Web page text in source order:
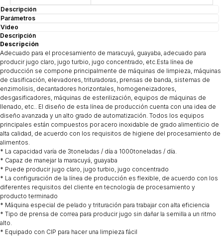
Descripción
Parámetros
Video
Descripción
Descripción
Adecuado para el procesamiento de maracuyá, guayaba, adecuado para
producir jugo claro, jugo turbio, jugo concentrado, etc.Esta línea de
producción se compone principalmente de máquinas de limpieza, máquinas
de clasificación, elevadores, trituradoras, prensas de banda, sistemas de
enzimolisis, decantadores horizontales, homogeneizadores,
desgasificadores, máquinas de esterilización, equipos de máquinas de
llenado, etc.. El diseño de esta línea de producción cuenta con una idea de
diseño avanzada y un alto grado de automatización. Todos los equipos
principales están compuestos por acero inoxidable de grado alimenticio de
alta calidad, de acuerdo con los requisitos de higiene del procesamiento de
alimentos.
* La capacidad varía de 3toneladas / día a 1000toneladas / día.
* Capaz de manejar la maracuyá, guayaba
* Puede producir jugo claro, jugo turbio, jugo concentrado
* La configuración de la línea de producción es flexible, de acuerdo con los
diferentes requisitos del cliente en tecnología de procesamiento y
producto terminado
* Máquina especial de pelado y trituración para trabajar con alta eficiencia
* Tipo de prensa de correa para producir jugo sin dañar la semilla a un ritmo
alto.
* Equipado con CIP para hacer una limpieza fácil